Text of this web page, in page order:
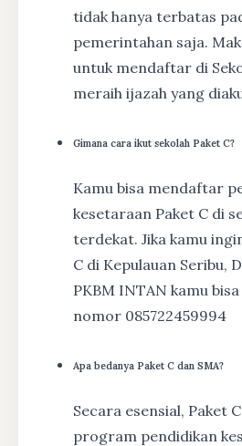
tidak hanya terbatas
pemerintahan saja.
untuk mendaftar di
meraih ijazah yang
Gimana cara ikut sekolah Paket C?
Kamu bisa mendaftar
kesetaraan Paket C di
terdekat. Jika kamu
C di Kepulauan Seribu,
PKBM INTAN kamu
nomor 085722459994
Apa bedanya Paket C dan SMA?
Secara esensial, Paket
program pendidikan